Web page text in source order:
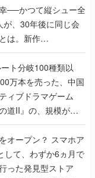
』で初タッグを組
訊く開発秘話
ト分岐100種類以
万本を売った、中国
ィブドラマゲーム
道II』の、規模が違
ーサーに聞いた
プン？ スマホア
して、わずか6ヵ月で
った発見型ストア
仕掛け人に話を聞い